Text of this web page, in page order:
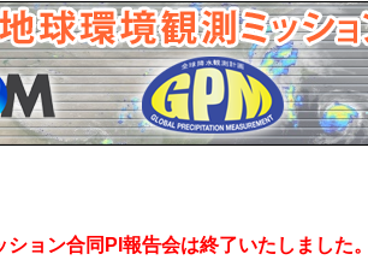
ョン合同PI報告会は終了いたしました。